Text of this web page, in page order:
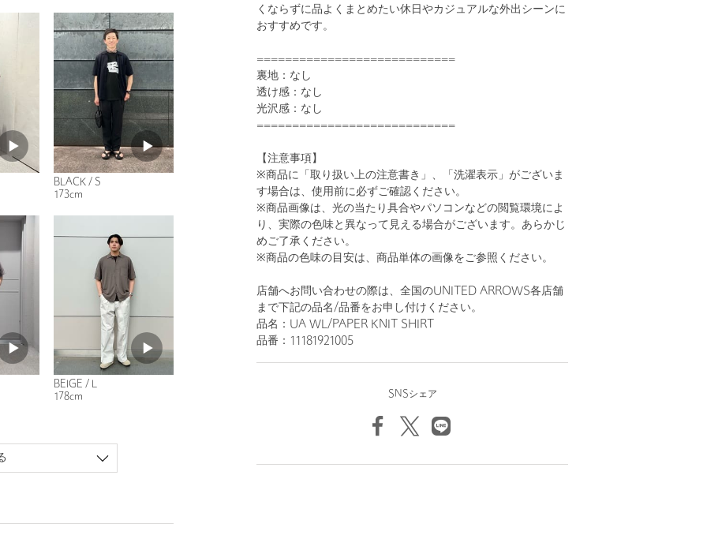
くならずに品よくまとめたい休日やカジュアルな外出シーンに
おすすめです。
============================
裏地：なし
透け感：なし
光沢感：なし
============================
【注意事項】
※商品に「取り扱い上の注意書き」、「洗濯表示」がございま
す場合は、使用前に必ずご確認ください。
※商品画像は、光の当たり具合やパソコンなどの閲覧環境によ
り、実際の色味と異なって見える場合がございます。あらかじ
めご了承ください。
※商品の色味の目安は、商品単体の画像をご参照ください。
店舗へお問い合わせの際は、全国のUNITED ARROWS各店舗
まで下記の品名/品番をお申し付けください。
品名：UA WL/PAPER KNIT SHIRT
品番：11181921005
SNSシェア
BLACK / S
173cm
BEIGE / L
178cm